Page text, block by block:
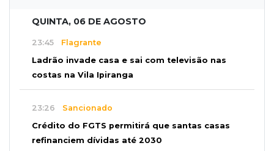
QUINTA, 06 DE AGOSTO
23:45 Flagrante
Ladrão invade casa e sai com televisão nas
costas na Vila Ipiranga
23:26 Sancionado
Crédito do FGTS permitirá que santas casas
refinanciem dívidas até 2030